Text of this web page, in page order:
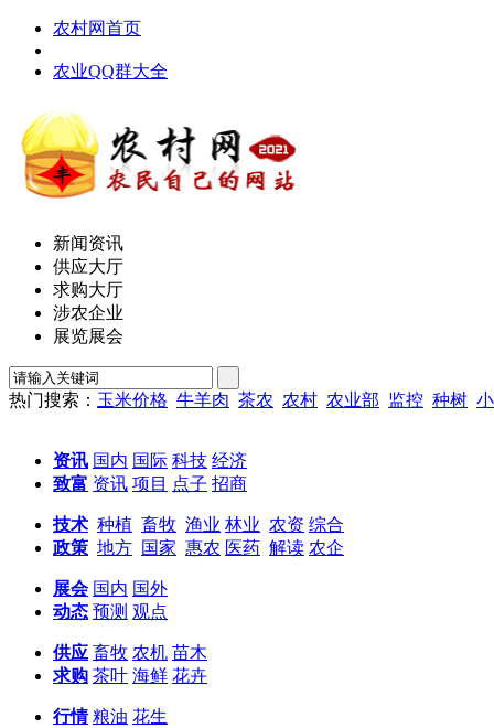
农村网首页
农业QQ群大全
新闻资讯
供应大厅
求购大厅
涉农企业
展览展会
热门搜索： 玉米价格 牛羊肉 茶农 农村 农业部 监控 种树
资讯 国内 国际 科技 经济
致富 资讯 项目 点子 招商
技术 种植 畜牧 渔业 林业 农资 综合
政策 地方 国家 惠农 医药 解读 农企
展会 国内 国外
动态 预测 观点
供应 畜牧 农机 苗木
求购 茶叶 海鲜 花卉
行情 粮油 花生